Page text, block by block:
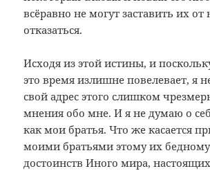
всёравно не могут заставить их от
отказаться.
Исходя из этой истины, и
это время излишне повелевает, я
свой адрес этого слишком
мнения обо мне. И я не думаю о
как мои братья. Что же касается
моими братьями этому их
достоинств Иного мира,